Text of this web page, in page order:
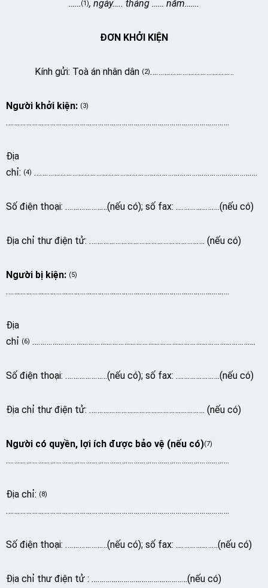
……(1), ngày….. tháng …… năm…….
ĐƠN KHỞI KIỆN
Kính gửi: Toà án nhân dân (2)……………………………………
Người khởi kiện: (3)
………………………………………………………………………………………………….
Địa
chỉ: (4) ………………………………………………………………………………………………….
Số điện thoại: …………………(nếu có); số fax: ………………….(nếu có)
Địa chỉ thư điện tử: …………………………………………………. (nếu có)
Người bị kiện: (5)
………………………………………………………………………………………………….
Địa
chỉ (6) ………………………………………………………………………………………………….
Số điện thoại: …………………(nếu có); số fax: ………………….(nếu có)
Địa chỉ thư điện tử: …………………………………………………. (nếu có)
Người có quyền, lợi ích được bảo vệ (nếu có)(7)
………………………………………………………………………………………………….
Địa chỉ: (8)
………………………………………………………………………………………………….
Số điện thoại: …………………(nếu có); số fax: …………………(nếu có)
Địa chỉ thư điện tử : …………………………………………(nếu có)